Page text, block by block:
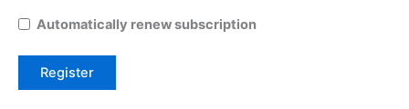
Automatically renew subscription